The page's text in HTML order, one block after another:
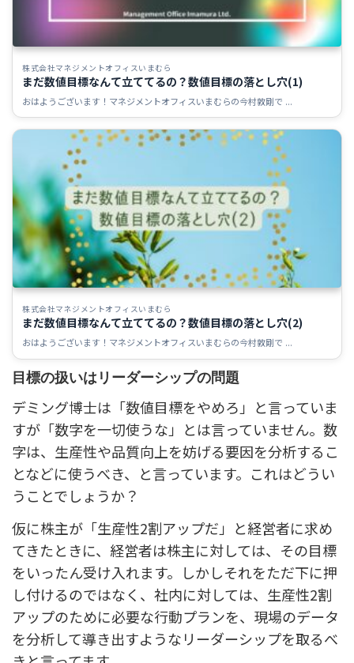
株式会社マネジメントオフィスいまむら
まだ数値目標なんて立ててるの？数値目標の落とし穴(1)
おはようございます！マネジメントオフィスいまむらの今村敦剛で ...
株式会社マネジメントオフィスいまむら
まだ数値目標なんて立ててるの？数値目標の落とし穴(2)
おはようございます！マネジメントオフィスいまむらの今村敦剛で ...
目標の扱いはリーダーシップの問題
デミング博士は「数値目標をやめろ」と言っていま
すが「数字を一切使うな」とは言っていません。数
字は、生産性や品質向上を妨げる要因を分析するこ
となどに使うべき、と言っています。これはどうい
うことでしょうか？
仮に株主が「生産性2割アップだ」と経営者に求め
てきたときに、経営者は株主に対しては、その目標
をいったん受け入れます。しかしそれをただ下に押
し付けるのではなく、社内に対しては、生産性2割
アップのために必要な行動プランを、現場のデータ
を分析して導き出すようなリーダーシップを取るべ